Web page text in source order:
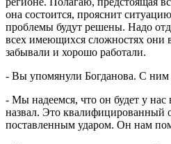
она состоится, прояснит
проблемы будут решены. Надо
всех имеющихся сложностях они
забывали и хорошо работали.
- Вы упомянули Богданова. С ним
- Мы надеемся, что он будет у нас
назвал. Это квалифицированный
поставленным ударом. Он нам